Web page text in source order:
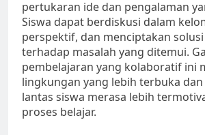
pertukaran ide dan pengalaman
Siswa dapat berdiskusi dalam
perspektif, dan menciptakan
terhadap masalah yang ditemui.
pembelajaran yang kolaboratif ini
lingkungan yang lebih terbuka
lantas siswa merasa lebih
proses belajar.